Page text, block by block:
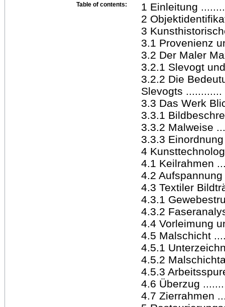
Table of contents:
1 Einleitung
2
3
3.1 Provenienz
3.2 Der Maler
3.2.1 Slevogt
3.2.2 Die
Slevogts
3.3 Das Werk
3.3.1
3.3.2 Malweise
3.3.3
4
4.1 Keilrahmen
4.2
4.3 Textiler
4.3.1
4.3.2
4.4 Vorleimung
4.5 Malschicht
4.5.1
4.5.2
4.5.3
4.6 Überzug
4.7 Zierrahmen